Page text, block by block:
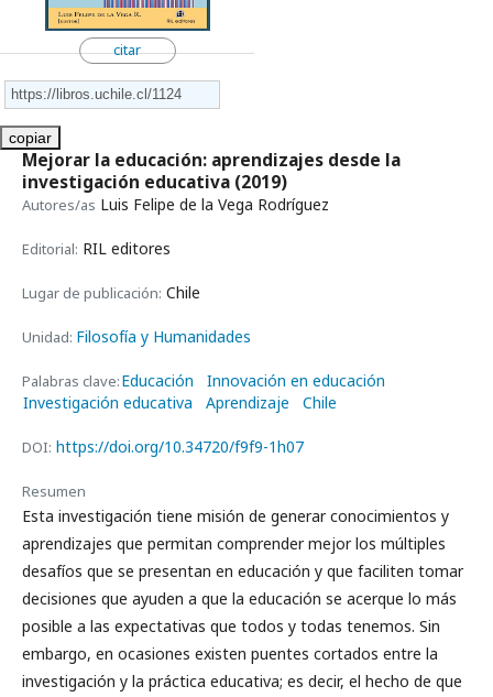
citar
copiar
Mejorar la educación: aprendizajes desde la
investigación educativa (2019)
Autores/as Luis Felipe de la Vega Rodríguez
Editorial: RIL editores
Lugar de publicación: Chile
Unidad: Filosofía y Humanidades
Palabras clave:Educación
Innovación en educación
Investigación educativa
Aprendizaje Chile
DOI: https://doi.org/10.34720/f9f9-1h07
Resumen
Esta investigación tiene misión de generar conocimientos y
aprendizajes que permitan comprender mejor los múltiples
desafíos que se presentan en educación y que faciliten tomar
decisiones que ayuden a que la educación se acerque lo más
posible a las expectativas que todos y todas tenemos. Sin
embargo, en ocasiones existen puentes cortados entre la
investigación y la práctica educativa; es decir, el hecho de que